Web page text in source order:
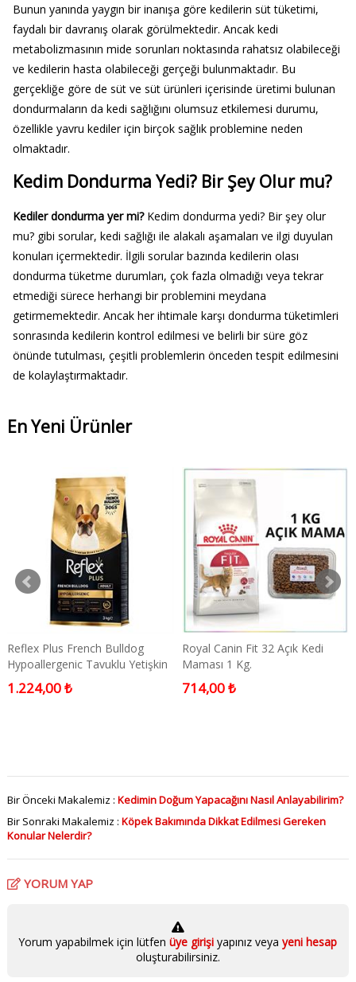
Bunun yanında yaygın bir inanışa göre kedilerin süt tüketimi,
faydalı bir davranış olarak görülmektedir. Ancak kedi
metabolizmasının mide sorunları noktasında rahatsız olabileceği
ve kedilerin hasta olabileceği gerçeği bulunmaktadır. Bu
gerçekliğe göre de süt ve süt ürünleri içerisinde üretimi bulunan
dondurmaların da kedi sağlığını olumsuz etkilemesi durumu,
özellikle yavru kediler için birçok sağlık problemine neden
olmaktadır.
Kedim Dondurma Yedi? Bir Şey Olur mu?
Kediler dondurma yer mi?Kedim dondurma yedi? Bir şey olur
mu? gibi sorular, kedi sağlığı ile alakalı aşamaları ve ilgi duyulan
konuları içermektedir. İlgili sorular bazında kedilerin olası
dondurma tüketme durumları, çok fazla olmadığı veya tekrar
etmediği sürece herhangi bir problemini meydana
getirmemektedir. Ancak her ihtimale karşı dondurma tüketimleri
sonrasında kedilerin kontrol edilmesi ve belirli bir süre göz
önünde tutulması, çeşitli problemlerin önceden tespit edilmesini
de kolaylaştırmaktadır.
En Yeni Ürünler
Reflex Plus French Bulldog
Hypoallergenic Tavuklu Yetişkin
Köpek Maması 3 kg
1.224,00 ₺
Royal Canin Fit 32 Açık Kedi
Maması 1 Kg.
714,00 ₺
Bir Önceki Makalemiz : Kedimin Doğum Yapacağını Nasıl Anlayabilirim?
Bir Sonraki Makalemiz : Köpek Bakımında Dikkat Edilmesi Gereken
Konular Nelerdir?
YORUM YAP
Yorum yapabilmek için lütfenüye girişiyapınız veya yeni hesap
oluşturabilirsiniz.